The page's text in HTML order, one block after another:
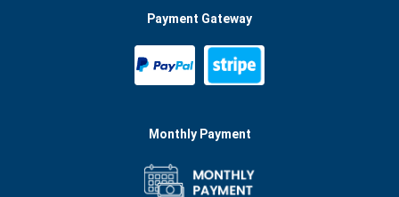
Payment Gateway
Monthly Payment